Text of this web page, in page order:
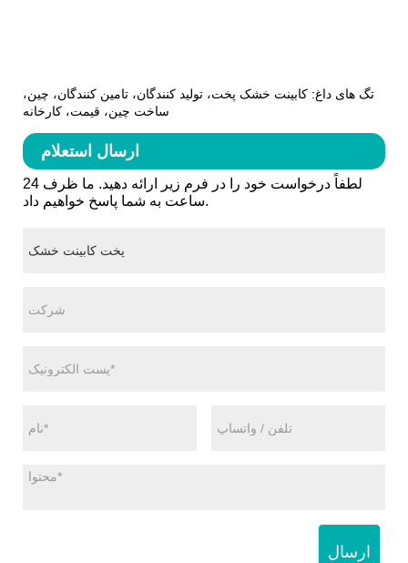
تگ های داغ: کابینت خشک پخت، تولید کنندگان، تامین کنندگان، چین،
ساخت چین، قیمت، کارخانه
ارسال استعلام
لطفاً درخواست خود را در فرم زیر ارائه دهید. ما ظرف 24
ساعت به شما پاسخ خواهیم داد.
ارسال